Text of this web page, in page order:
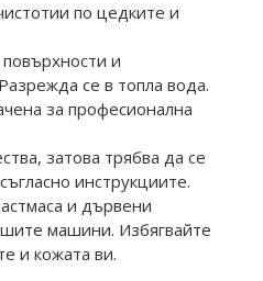
по цедките и
и
се в топла вода.
за професионална
затова трябва да се
инструкциите.
и дървени
машини. Избягвайте
и кожата ви.